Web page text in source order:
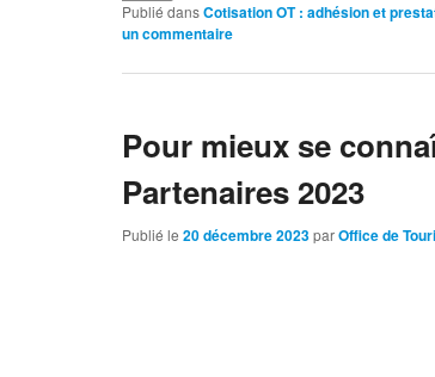
Publié dansCotisation OT : adhésion et
un commentaire
Pour mieux se
Partenaires 2023
Publié le20 décembre 2023parOffice de